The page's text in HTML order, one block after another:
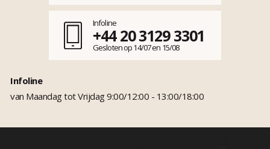
Infoline
+44 20 3129 3301
Gesloten op 14/07 en 15/08
Infoline
van Maandag tot Vrijdag 9:00/12:00 - 13:00/18:00